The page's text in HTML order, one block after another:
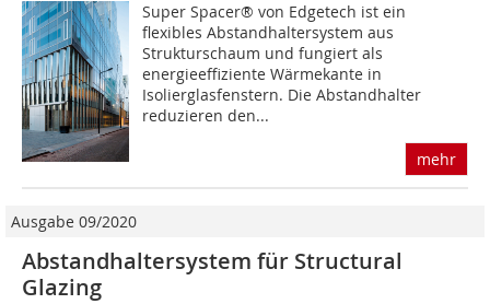
Super Spacer® von Edgetech ist ein
flexibles Abstandhaltersystem aus
Strukturschaum und fungiert als
energieeffiziente Wärmekante in
Isolierglasfenstern. Die Abstandhalter
reduzieren den...
mehr
Ausgabe 09/2020
Abstandhaltersystem für Structural
Glazing